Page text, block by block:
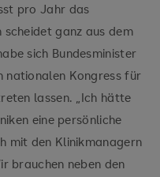
pro Jahr das
ganz aus dem
sich Bundesminister
nationalen Kongress für
lassen. „Ich hätte
eine persönliche
mit den Klinikmanagern
brauchen neben den